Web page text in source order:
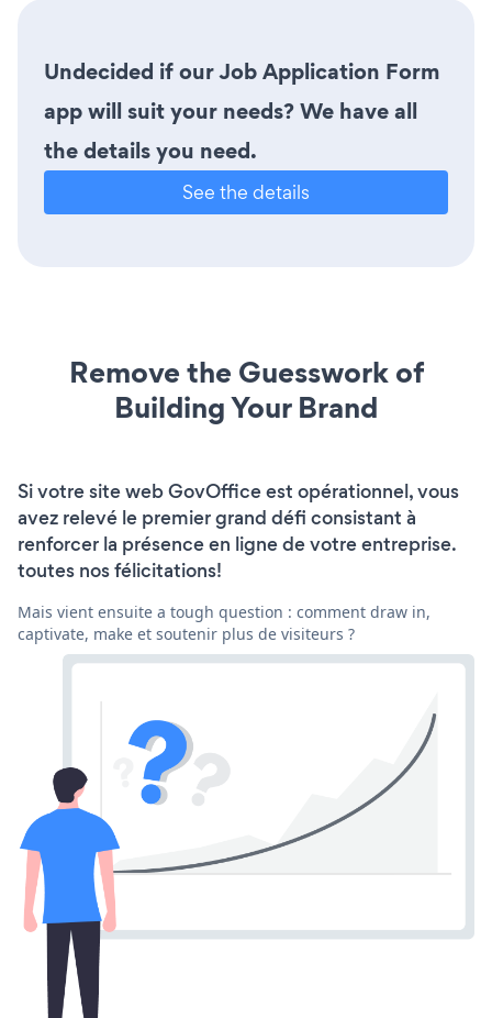
Undecided if our Job Application Form
app will suit your needs? We have all
the details you need.
See the details
Remove the Guesswork of
Building Your Brand
Si votre site web GovOffice est opérationnel, vous
avez relevé le premier grand défi consistant à
renforcer la présence en ligne de votre entreprise.
toutes nos félicitations!
Mais vient ensuite a tough question : comment draw in,
captivate, make et soutenir plus de visiteurs ?